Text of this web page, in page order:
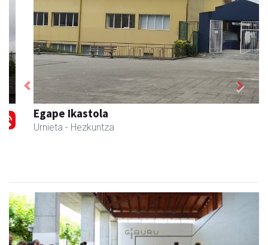
Egape Ikastola
Urnieta - Hezkuntza
Previous Next